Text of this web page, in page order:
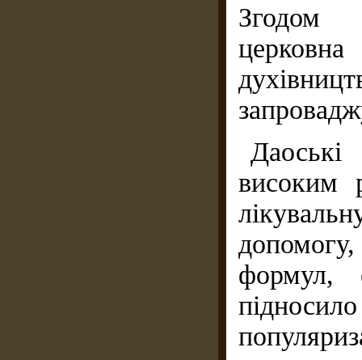
Згодом
церковна
Даоські
високим
формул,